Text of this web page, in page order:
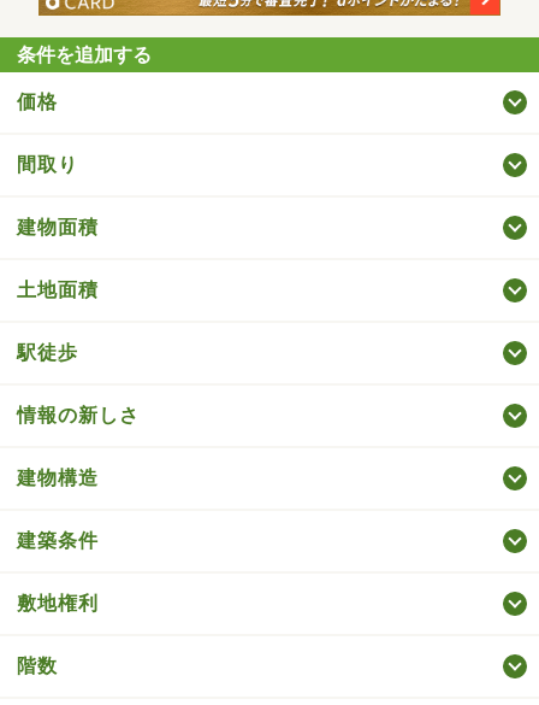
条件を追加する
価格
間取り
建物面積
土地面積
駅徒歩
情報の新しさ
建物構造
建築条件
敷地権利
階数